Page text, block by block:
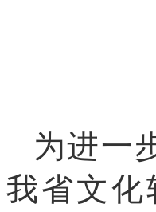
为进一
我省文